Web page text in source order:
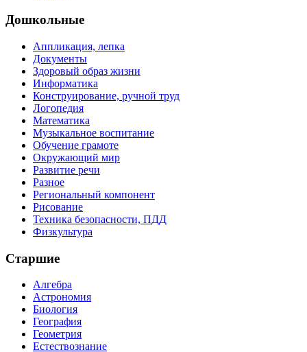
Дошкольные
Аппликация, лепка
Документы
Здоровый образ жизни
Информатика
Конструирование, ручной труд
Логопедия
Математика
Музыкальное воспитание
Обучение грамоте
Окружающий мир
Развитие речи
Разное
Региональный компонент
Рисование
Техника безопасности, ПДД
Физкультура
Старшие
Алгебра
Астрономия
Биология
География
Геометрия
Естествознание